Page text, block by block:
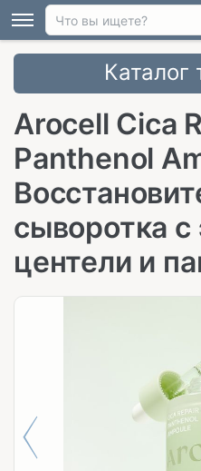
Каталог
Arocell Cica
Panthenol
сыворотка
центели и